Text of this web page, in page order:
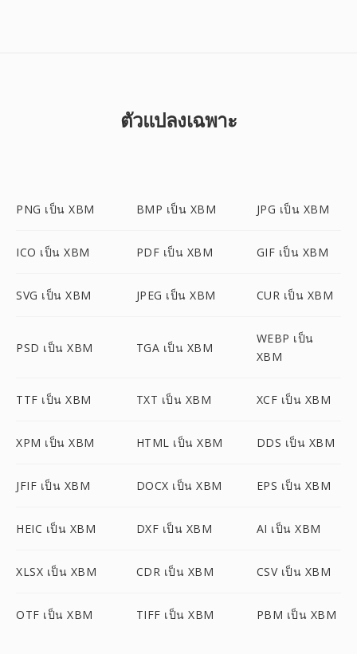
ตัวแปลงเฉพาะ
PNG เป็น XBM BMP เป็น XBM JPG เป็น XBM
ICO เป็น XBM PDF เป็น XBM GIF เป็น XBM
SVG เป็น XBM JPEG เป็น XBM CUR เป็น XBM
PSD เป็น XBM TGA เป็น XBM
WEBP เป็น
XBM
TTF เป็น XBM TXT เป็น XBM XCF เป็น XBM
XPM เป็น XBM HTML เป็น XBM DDS เป็น XBM
JFIF เป็น XBM DOCX เป็น XBM EPS เป็น XBM
HEIC เป็น XBM DXF เป็น XBM AI เป็น XBM
XLSX เป็น XBM CDR เป็น XBM CSV เป็น XBM
OTF เป็น XBM TIFF เป็น XBM PBM เป็น XBM